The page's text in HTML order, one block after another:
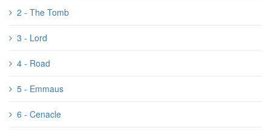
2 - The Tomb
3 - Lord
4 - Road
5 - Emmaus
6 - Cenacle